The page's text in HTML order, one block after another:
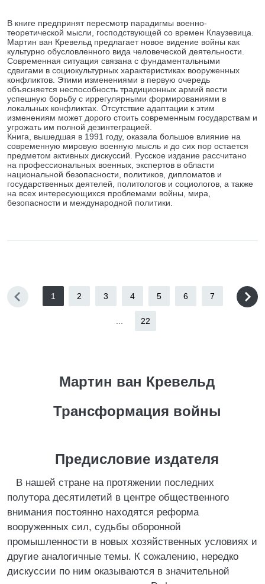
В книге предпринят пересмотр парадигмы военно-
теоретической мысли, господствующей со времен Клаузевица.
Мартин ван Кревельд предлагает новое видение войны как
культурно обусловленного вида человеческой деятельности.
Современная ситуация связана с фундаментальными
сдвигами в социокультурных характеристиках вооруженных
конфликтов. Этими изменениями в первую очередь
объясняется неспособность традиционных армий вести
успешную борьбу с иррегулярными формированиями в
локальных конфликтах. Отсутствие адаптации к этим
изменениям может дорого стоить современным государствам и
угрожать им полной дезинтеграцией.
Книга, вышедшая в 1991 году, оказала большое влияние на
современную мировую военную мысль и до сих пор остается
предметом активных дискуссий. Русское издание рассчитано
на профессиональных военных, экспертов в области
национальной безопасности, политиков, дипломатов и
государственных деятелей, политологов и социологов, а также
на всех интересующихся проблемами войны, мира,
безопасности и международной политики.
1 2 3 4 5 6 7
22
Мартин ван Кревельд
Трансформация войны
Предисловие издателя
В нашей стране на протяжении последних
полутора десятилетий в центре общественного
внимания постоянно находятся реформа
вооруженных сил, судьбы оборонной
промышленности в новых хозяйственных условиях и
другие аналогичные темы. К сожалению, нередко
дискуссии по ним оказываются в значительной